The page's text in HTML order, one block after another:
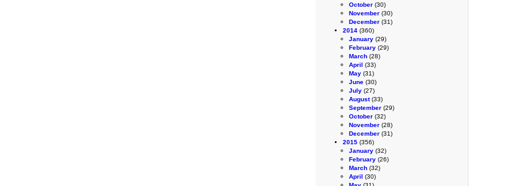
October (30)
November (30)
December (31)
2014 (360)
January (29)
February (29)
March (28)
April (33)
May (31)
June (30)
July (27)
August(33)
September (29)
October (32)
November (28)
December (31)
2015 (356)
January (32)
February (26)
March (32)
April (30)